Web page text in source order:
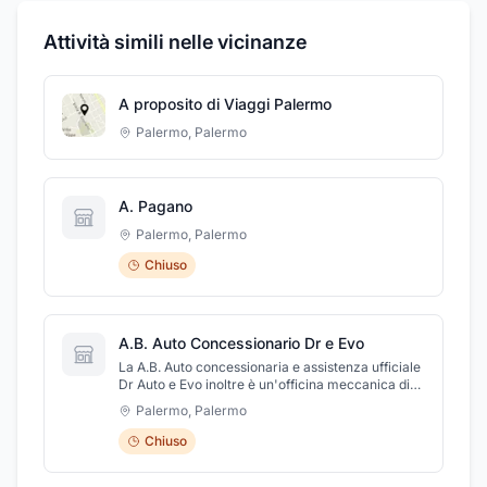
Attività simili nelle vicinanze
A proposito di Viaggi Palermo
Palermo, Palermo
A. Pagano
Palermo, Palermo
Chiuso
A.B. Auto Concessionario Dr e Evo
La A.B. Auto concessionaria e assistenza ufficiale
Dr Auto e Evo inoltre è un'officina meccanica di
Palermo in attività dal 2004. Inizialmente officina
Chevrolet, l nonché concessionaria di auto nuove
ed usate. L'officina offre un ampio ventaglio di
servizi al cliente, occupandosi di sostituzione
degli ammortizzatori, diagnosi computerizzata,
Palermo, Palermo
Chiuso